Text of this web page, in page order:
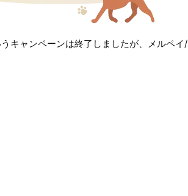
キャンペーンは終了しましたが、メルペイ/